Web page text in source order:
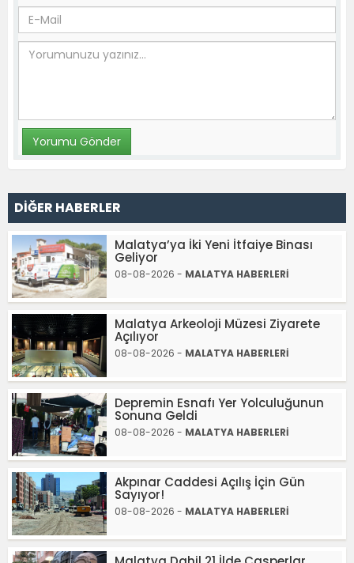
DİĞER HABERLER
Malatya’ya İki Yeni İtfaiye Binası
Geliyor
08-08-2026 - MALATYA HABERLERİ
Malatya Arkeoloji Müzesi Ziyarete
Açılıyor
08-08-2026 - MALATYA HABERLERİ
Depremin Esnafı Yer Yolculuğunun
Sonuna Geldi
08-08-2026 - MALATYA HABERLERİ
Akpınar Caddesi Açılış İçin Gün
Sayıyor!
08-08-2026 - MALATYA HABERLERİ